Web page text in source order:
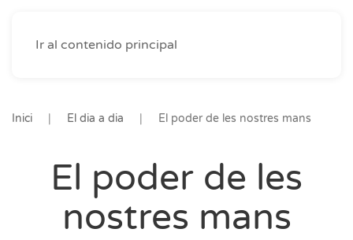
Ir al contenido principal
Inici El dia a dia El poder de les nostres mans
El poder de les
nostres mans